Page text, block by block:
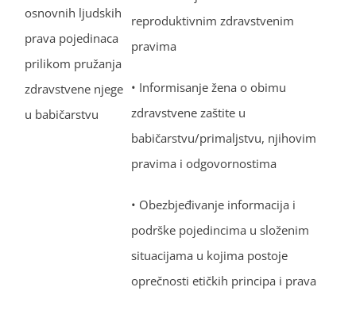
osnovnih ljudskih
prava pojedinaca
prilikom pružanja
zdravstvene njege
u babičarstvu
reproduktivnim zdravstvenim
pravima
• Informisanje žena o obimu
zdravstvene zaštite u
babičarstvu/primaljstvu, njihovim
pravima i odgovornostima
• Obezbjeđivanje informacija i
podrške pojedincima u složenim
situacijama u kojima postoje
oprečnosti etičkih principa i prava